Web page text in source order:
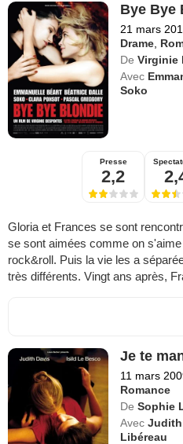
Bye Bye
21 mars
Drame
De Virginie
Avec
Soko
Presse
2,2
Gloria et Frances se sont
se sont aimées comme on
rock&roll. Puis la vie les a
très différents. Vingt ans après,
Je te
11 mars
Romance
De Sophie
Avec
Libéreau